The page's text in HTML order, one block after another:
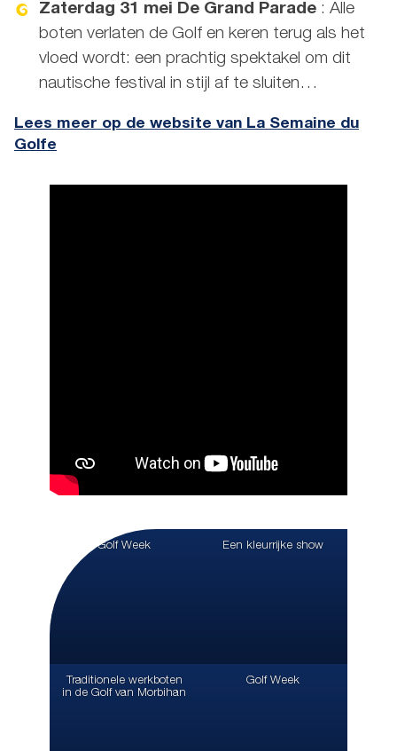
Zaterdag 31 mei De Grand Parade: Alle
boten verlaten de Golf en keren terug als het
vloed wordt: een prachtig spektakel om dit
nautische festival in stijl af te sluiten…
Lees meer op de website van La Semaine du
Golfe
Golf Week Een kleurrijke show
Traditionele werkboten
in de Golf van Morbihan
Golf Week